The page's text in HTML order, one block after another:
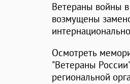
Ветераны войны в
возмущены
Осмотреть
"Ветераны
региональной